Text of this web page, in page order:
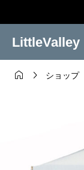
LittleValley
  ショップ